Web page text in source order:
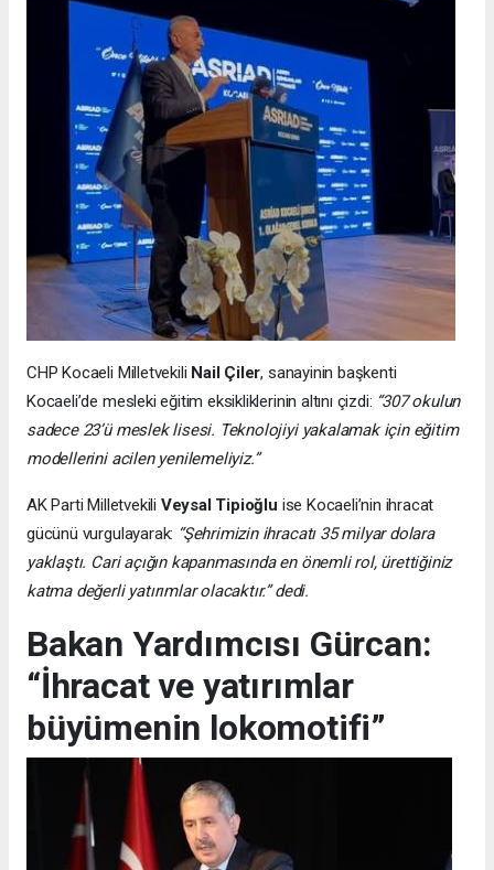
CHP Kocaeli Milletvekili Nail Çiler, sanayinin başkenti
Kocaeli’de mesleki eğitim eksikliklerinin altını çizdi: “307 okulun
sadece 23’ü meslek lisesi. Teknolojiyi yakalamak için eğitim
modellerini acilen yenilemeliyiz.”
AK Parti Milletvekili Veysal Tipioğlu ise Kocaeli’nin ihracat
gücünü vurgulayarak: “Şehrimizin ihracatı 35 milyar dolara
yaklaştı. Cari açığın kapanmasında en önemli rol, ürettiğiniz
katma değerli yatırımlar olacaktır.” dedi.
Bakan Yardımcısı Gürcan:
“İhracat ve yatırımlar
büyümenin lokomotifi”